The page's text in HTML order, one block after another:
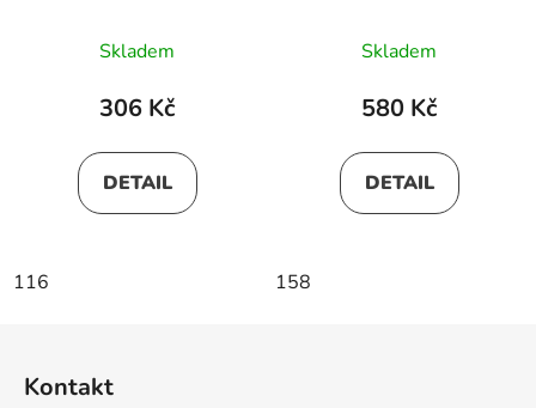
Skladem
306 Kč
DETAIL
116
Skladem
580 Kč
DETAIL
158
Kontakt